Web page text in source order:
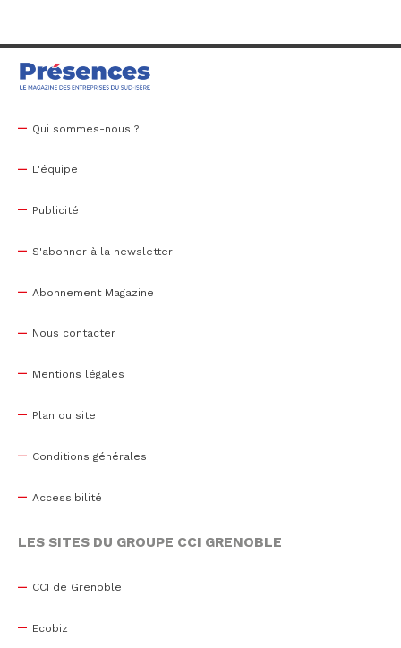
Qui sommes-nous ?
L'équipe
Publicité
S'abonner à la newsletter
Abonnement Magazine
Nous contacter
Mentions légales
Plan du site
Conditions générales
Accessibilité
LES SITES DU GROUPE CCI GRENOBLE
CCI de Grenoble
Ecobiz